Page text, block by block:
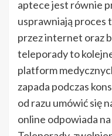
aptece jest równie
usprawniają proces
przez internet oraz
teleporady to
platform
zapada podczas
od razu umówić się
online odpowiada